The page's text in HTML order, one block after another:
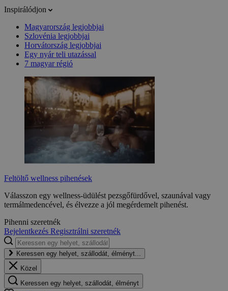
Inspirálódjon
Magyarország legjobbjai
Szlovénia legjobbjai
Horvátország legjobbjai
Egy nyár teli utazással
7 magyar régió
Feltöltő wellness pihenések
Válasszon egy wellness-üdülést pezsgőfürdővel, szaunával vagy
termálmedencével, és élvezze a jól megérdemelt pihenést.
Pihenni szeretnék
Bejelentkezés Regisztrálni szeretnék
Keressen egy helyet, szállodát, élményt...
Közel
Keressen egy helyet, szállodát, élményt